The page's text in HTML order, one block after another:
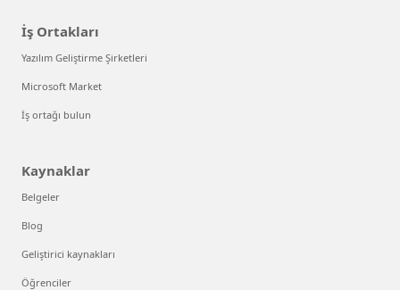
İş Ortakları
Yazılım Geliştirme Şirketleri
Microsoft Market
İş ortağı bulun
Kaynaklar
Belgeler
Blog
Geliştirici kaynakları
Öğrenciler